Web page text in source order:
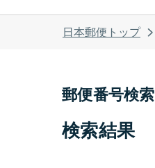
日本郵便トップ
郵便番号検索
検索結果